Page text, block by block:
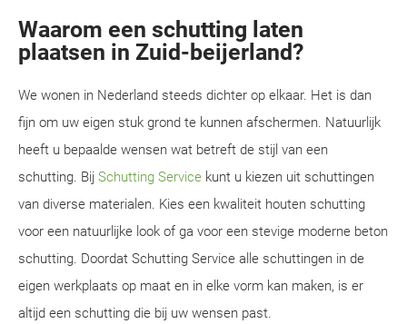
Waarom een schutting laten
plaatsen in Zuid-beijerland?
We wonen in Nederland steeds dichter op elkaar. Het is dan
fijn om uw eigen stuk grond te kunnen afschermen. Natuurlijk
heeft u bepaalde wensen wat betreft de stijl van een
schutting. Bij Schutting Service kunt u kiezen uit schuttingen
van diverse materialen. Kies een kwaliteit houten schutting
voor een natuurlijke look of ga voor een stevige moderne beton
schutting. Doordat Schutting Service alle schuttingen in de
eigen werkplaats op maat en in elke vorm kan maken, is er
altijd een schutting die bij uw wensen past.